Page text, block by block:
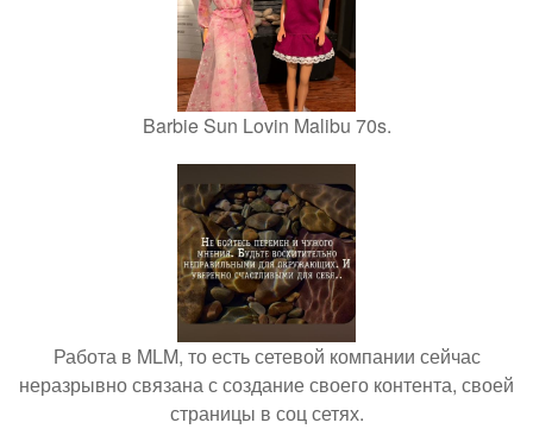
Barbie Sun Lovin Malibu 70s.
Работа в MLM, то есть сетевой компании сейчас
неразрывно связана с создание своего контента, своей
страницы в соц сетях.